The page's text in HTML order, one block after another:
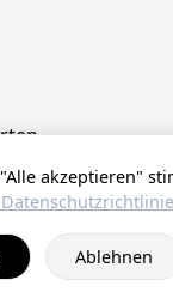
. Run byGefühlt
akzeptieren"
Ablehnen